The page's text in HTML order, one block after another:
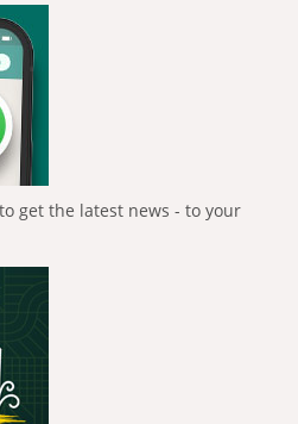
get the latest news - to your